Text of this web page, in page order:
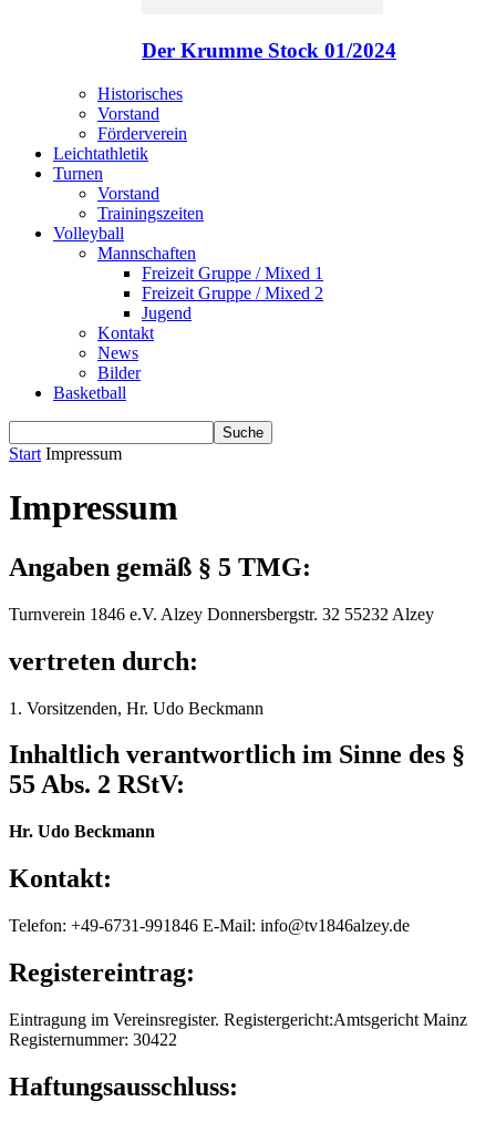
Der Krumme Stock 01/2024
Historisches
Vorstand
Förderverein
Leichtathletik
Turnen
Vorstand
Trainingszeiten
Volleyball
Mannschaften
Freizeit Gruppe / Mixed 1
Freizeit Gruppe / Mixed 2
Jugend
Kontakt
News
Bilder
Basketball
Start Impressum
Impressum
Angaben gemäß § 5 TMG:
Turnverein 1846 e.V. Alzey Donnersbergstr. 32 55232 Alzey
vertreten durch:
1. Vorsitzenden, Hr. Udo Beckmann
Inhaltlich verantwortlich im Sinne des §
55 Abs. 2 RStV:
Hr. Udo Beckmann
Kontakt:
Telefon: +49-6731-991846 E-Mail: info@tv1846alzey.de
Registereintrag:
Eintragung im Vereinsregister. Registergericht:Amtsgericht Mainz
Registernummer: 30422
Haftungsausschluss: